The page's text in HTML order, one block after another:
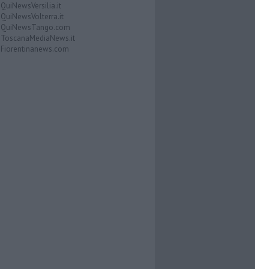
QuiNewsVersilia.it
QuiNewsVolterra.it
QuiNewsTango.com
ToscanaMediaNews.it
Fiorentinanews.com